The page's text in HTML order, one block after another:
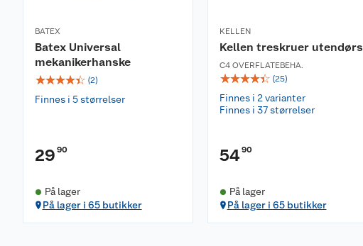
BATEX
Batex Universal
mekanikerhanske
☆☆☆☆☆ (2)
Finnes i 5 størrelser
29 90
På lager
På lager i 65 butikker
KELLEN
Kellen treskruer utendørs
C4 OVERFLATEBEHA.
☆☆☆☆☆ (25)
Finnes i 2 varianter
Finnes i 37 størrelser
5490
På lager
På lager i 65 butikker